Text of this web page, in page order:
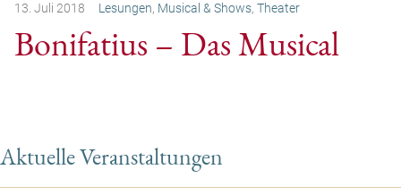
13. Juli 2018 Lesungen, Musical & Shows, Theater
Bonifatius – Das Musical
Aktuelle Veranstaltungen